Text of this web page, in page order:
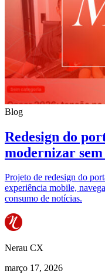
Blog
Redesign do
modernizar
Projeto de redesign do
experiência mobile,
consumo de notícias.
Nerau CX
março 17, 2026